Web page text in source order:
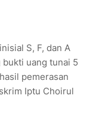
S, F, dan A
uang tunai 5
pemerasan
Iptu Choirul